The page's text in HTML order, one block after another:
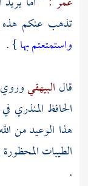
تذهب عنكم هذه
واستمتعتم بها} .
قال البيهقي
الحافظ المنذري
هذا الوعيد من
الطيبات
.